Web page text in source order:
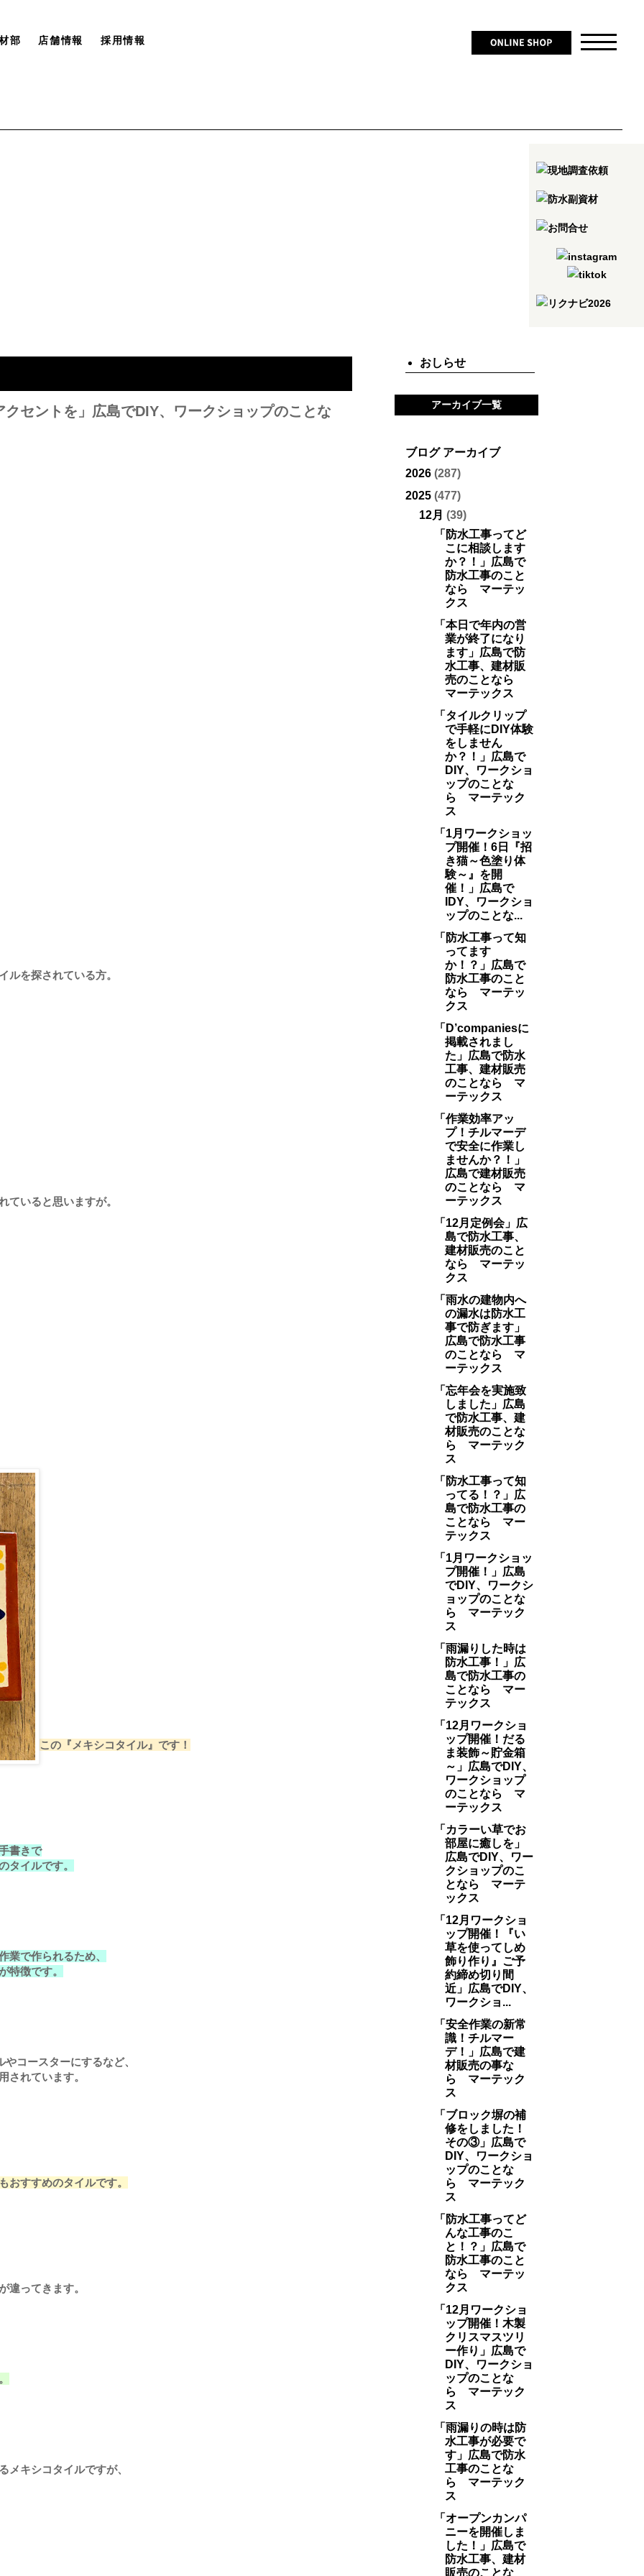
部 店舗情報 採用情報
クセントを」広島でDIY、ワークショップのことな
ルを探されている方。
ていると思いますが。
この『メキシコタイル』です！
書きで
タイルです。
業で作られるため、
特徴です。
コースターにするなど、
されています。
おすすめのタイルです。
違ってきます。
メキシコタイルですが、
おしらせ
アーカイブ一覧
ブログ アーカイブ
2026 (287)
2025 (477)
12月 (39)
「防水工事ってど
こに相談します
か？！」広島で
防水工事のこと
なら マーテッ
クス
「本日で年内の営
業が終了になり
ます」広島で防
水工事、建材販
売のことなら
マーテックス
「タイルクリップ
で手軽にDIY体験
をしません
か？！」広島で
DIY、ワークショ
ップのことな
ら マーテック
ス
「1月ワークショッ
プ開催！6日『招
き猫～色塗り体
験～』を開
催！」広島で
IDY、ワークショ
ップのことな...
「防水工事って知
ってます
か！？」広島で
防水工事のこと
なら マーテッ
クス
「D’companiesに
掲載されまし
た」広島で防水
工事、建材販売
のことなら マ
ーテックス
「作業効率アッ
プ！チルマーデ
で安全に作業し
ませんか？！」
広島で建材販売
のことなら マ
ーテックス
「12月定例会」広
島で防水工事、
建材販売のこと
なら マーテッ
クス
「雨水の建物内へ
の漏水は防水工
事で防ぎます」
広島で防水工事
のことなら マ
ーテックス
「忘年会を実施致
しました」広島
で防水工事、建
材販売のことな
ら マーテック
ス
「防水工事って知
ってる！？」広
島で防水工事の
ことなら マー
テックス
「1月ワークショッ
プ開催！」広島
でDIY、ワークシ
ョップのことな
ら マーテック
ス
「雨漏りした時は
防水工事！」広
島で防水工事の
ことなら マー
テックス
「12月ワークショ
ップ開催！だる
ま装飾～貯金箱
～」広島でDIY、
ワークショップ
のことなら マ
ーテックス
「カラーい草でお
部屋に癒しを」
広島でDIY、ワー
クショップのこ
となら マーテ
ックス
「12月ワークショ
ップ開催！『い
草を使ってしめ
飾り作り』ご予
約締め切り間
近」広島でDIY、
ワークショ...
「安全作業の新常
識！チルマー
デ！」広島で建
材販売の事な
ら マーテック
ス
「ブロック塀の補
修をしました！
その③」広島で
DIY、ワークショ
ップのことな
ら マーテック
ス
「防水工事ってど
んな工事のこ
と！？」広島で
防水工事のこと
なら マーテッ
クス
「12月ワークショ
ップ開催！木製
クリスマスツリ
ー作り」広島で
DIY、ワークショ
ップのことな
ら マーテック
ス
「雨漏りの時は防
水工事が必要で
す」広島で防水
工事のことな
ら マーテック
ス
「オープンカンパ
ニーを開催しま
した！」広島で
防水工事、建材
販売のことな